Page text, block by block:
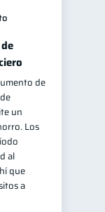
de
un
Los
al
que
a